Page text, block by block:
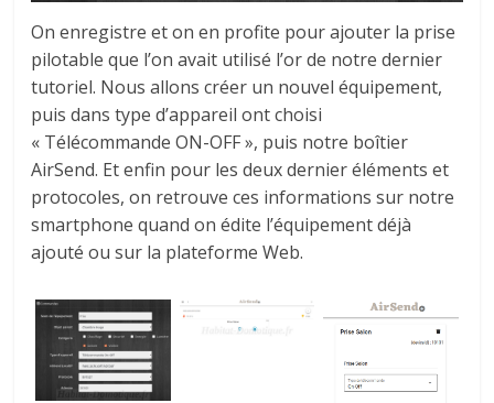
On enregistre et on en profite pour ajouter la prise
pilotable que l’on avait utilisé l’or de notre dernier
tutoriel. Nous allons créer un nouvel équipement,
puis dans type d’appareil ont choisi
« Télécommande ON-OFF », puis notre boîtier
AirSend. Et enfin pour les deux dernier éléments et
protocoles, on retrouve ces informations sur notre
smartphone quand on édite l’équipement déjà
ajouté ou sur la plateforme Web.